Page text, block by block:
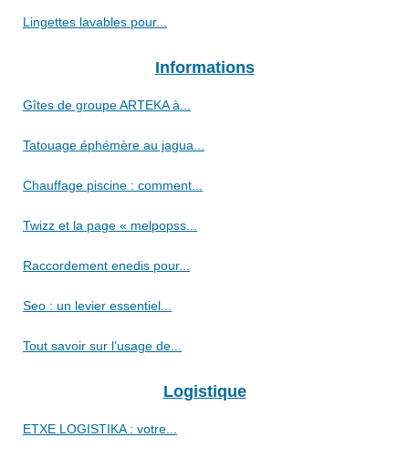
Lingettes lavables pour...
Informations
Gîtes de groupe ARTEKA à...
Tatouage éphémère au jagua...
Chauffage piscine : comment...
Twizz et la page « melpopss...
Raccordement enedis pour...
Seo : un levier essentiel...
Tout savoir sur l’usage de...
Logistique
ETXE LOGISTIKA : votre...